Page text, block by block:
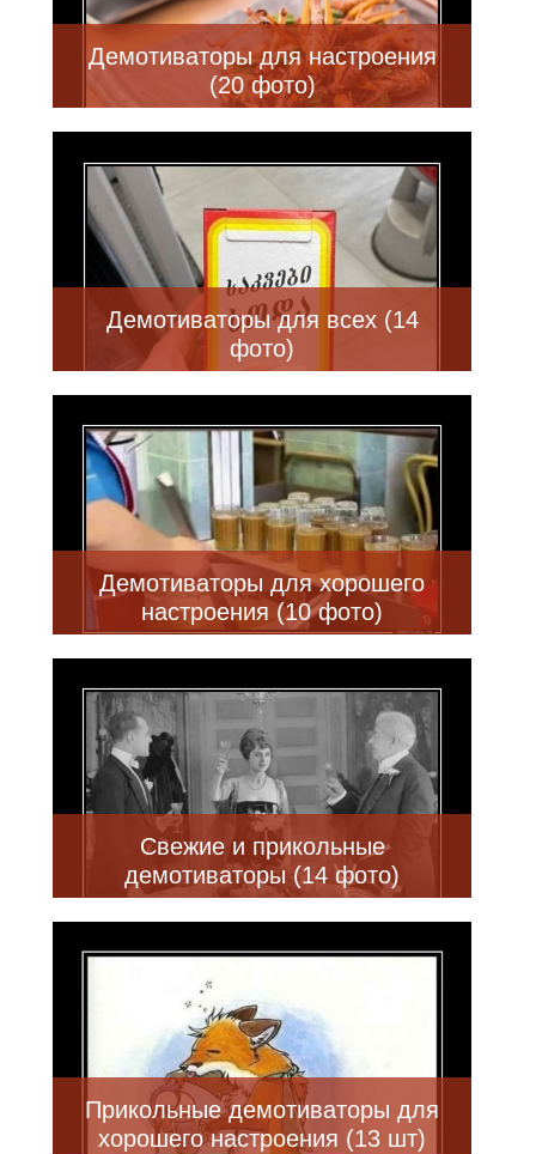
Демотиваторы для настроения
(20 фото)
Демотиваторы для всех (14
фото)
Демотиваторы для хорошего
настроения (10 фото)
Свежие и прикольные
демотиваторы (14 фото)
Прикольные демотиваторы для
хорошего настроения (13 шт)